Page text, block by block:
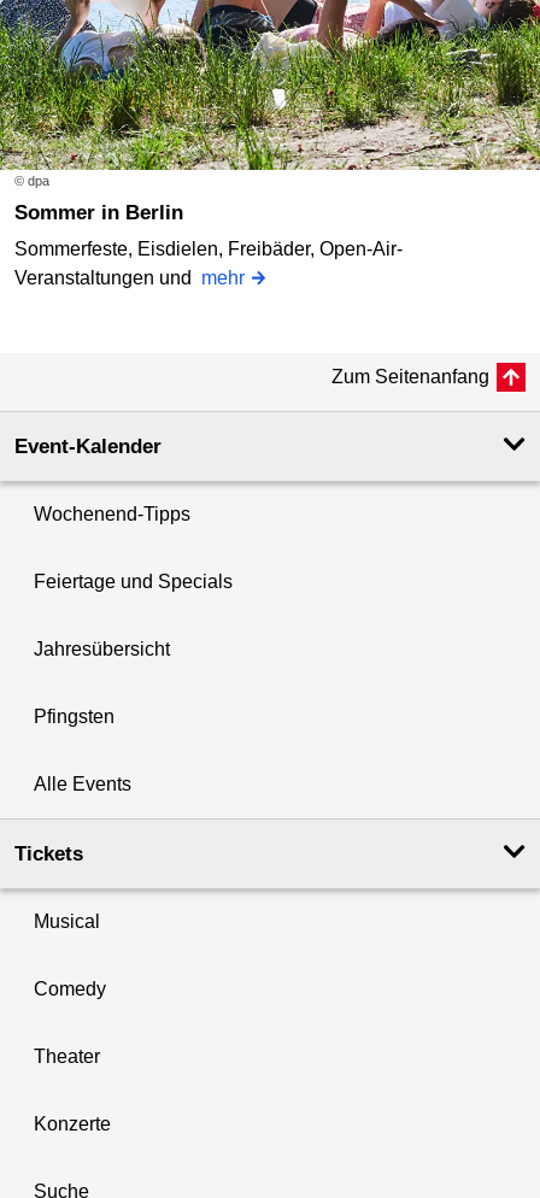
© dpa
Sommer in Berlin
Sommerfeste, Eisdielen, Freibäder, Open-Air-
Veranstaltungen und mehr
Zum Seitenanfang
Event-Kalender
Wochenend-Tipps
Feiertage und Specials
Jahresübersicht
Pfingsten
Alle Events
Tickets
Musical
Comedy
Theater
Konzerte
Suche